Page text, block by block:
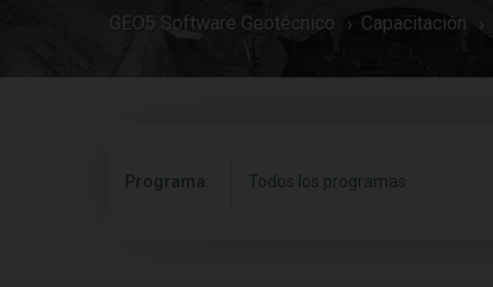
GEO5 Software Geotécnico Capacitación
Programa: Todos los programas